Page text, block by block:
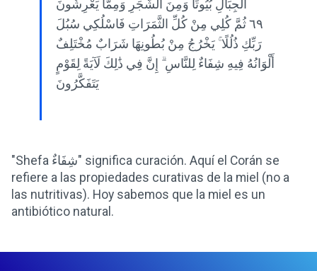
الْجِبَالِ بُيُوتًا وَمِنَ الشَّجَرِ وَمِمَّا يَعْرِشُونَ
٦٩ ثُمَّ كُلِي مِنْ كُلِّ الثَّمَرَاتِ فَاسْلُكِي سُبُلَ
رَبِّكِ ذُلُلًا ۚ يَخْرُجُ مِنْ بُطُونِهَا شَرَابٌ مُخْتَلِفٌ
أَلْوَانُهُ فِيهِ شِفَاءٌ لِلنَّاسِ ۗ إِنَّ فِي ذَٰلِكَ لَآيَةً لِقَوْمٍ
يَتَفَكَّرُونَ
"Shefa شِفَاءٌ" significa curación. Aquí el Corán se
refiere a las propiedades curativas de la miel (no a
las nutritivas). Hoy sabemos que la miel es un
antibiótico natural.